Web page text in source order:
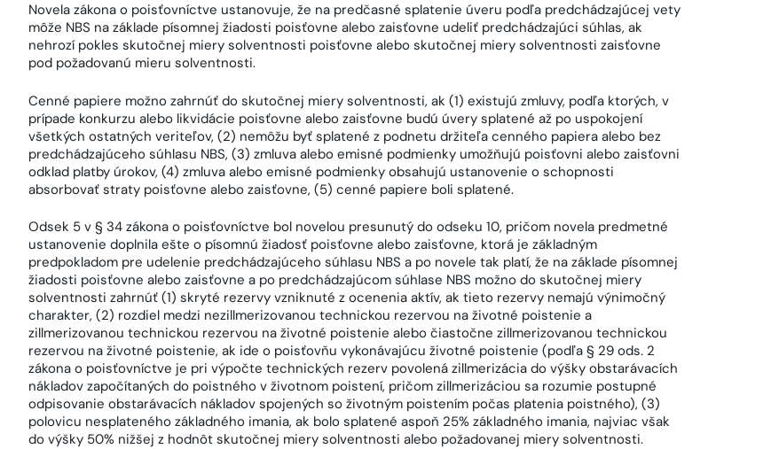
Novela zákona o poisťovníctve ustanovuje, že na predčasné splatenie úveru podľa predchádzajúcej vety
môže NBS na základe písomnej žiadosti poisťovne alebo zaisťovne udeliť predchádzajúci súhlas, ak
nehrozí pokles skutočnej miery solventnosti poisťovne alebo skutočnej miery solventnosti zaisťovne
pod požadovanú mieru solventnosti.
Cenné papiere možno zahrnúť do skutočnej miery solventnosti, ak (1) existujú zmluvy, podľa ktorých, v
prípade konkurzu alebo likvidácie poisťovne alebo zaisťovne budú úvery splatené až po uspokojení
všetkých ostatných veriteľov, (2) nemôžu byť splatené z podnetu držiteľa cenného papiera alebo bez
predchádzajúceho súhlasu NBS, (3) zmluva alebo emisné podmienky umožňujú poisťovni alebo zaisťovni
odklad platby úrokov, (4) zmluva alebo emisné podmienky obsahujú ustanovenie o schopnosti
absorbovať straty poisťovne alebo zaisťovne, (5) cenné papiere boli splatené.
Odsek 5 v § 34 zákona o poisťovníctve bol novelou presunutý do odseku 10, pričom novela predmetné
ustanovenie doplnila ešte o písomnú žiadosť poisťovne alebo zaisťovne, ktorá je základným
predpokladom pre udelenie predchádzajúceho súhlasu NBS a po novele tak platí, že na základe písomnej
žiadosti poisťovne alebo zaisťovne a po predchádzajúcom súhlase NBS možno do skutočnej miery
solventnosti zahrnúť (1) skryté rezervy vzniknuté z ocenenia aktív, ak tieto rezervy nemajú výnimočný
charakter, (2) rozdiel medzi nezillmerizovanou technickou rezervou na životné poistenie a
zillmerizovanou technickou rezervou na životné poistenie alebo čiastočne zillmerizovanou technickou
rezervou na životné poistenie, ak ide o poisťovňu vykonávajúcu životné poistenie (podľa § 29 ods. 2
zákona o poisťovníctve je pri výpočte technických rezerv povolená zillmerizácia do výšky obstarávacích
nákladov započítaných do poistného v životnom poistení, pričom zillmerizáciou sa rozumie postupné
odpisovanie obstarávacích nákladov spojených so životným poistením počas platenia poistného), (3)
polovicu nesplateného základného imania, ak bolo splatené aspoň 25% základného imania, najviac však
do výšky 50% nižšej z hodnôt skutočnej miery solventnosti alebo požadovanej miery solventnosti.